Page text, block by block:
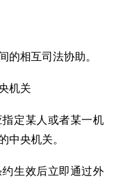
相互司法协助。
机关
定某人或者某一机
中央机关。
生效后立即通过外